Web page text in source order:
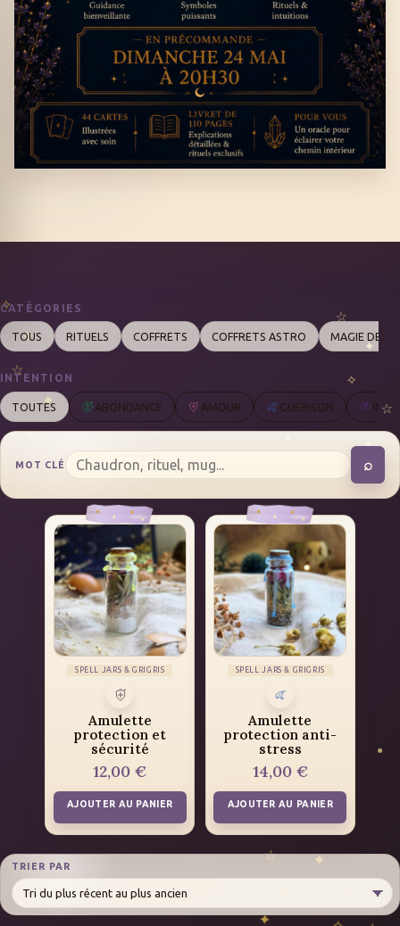
CATÉGORIES
TOUS RITUELS COFFRETS COFFRETS ASTRO MAGIE DES
INTENTION
TOUTES ABONDANCE AMOUR GUÉRISON
MOT CLÉ ⌕
TRIER PAR
SPELL JARS & GRIGRIS
Amulette
protection et
sécurité
12,00€
AJOUTER AU PANIER
SPELL JARS & GRIGRIS
Amulette
protection anti-
stress
14,00 €
AJOUTER AU PANIER